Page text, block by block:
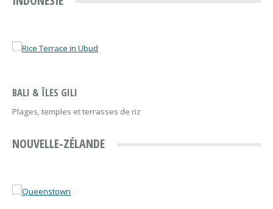
BALI & ÎLES GILI
Plages, temples et terrasses de riz
NOUVELLE-ZÉLANDE